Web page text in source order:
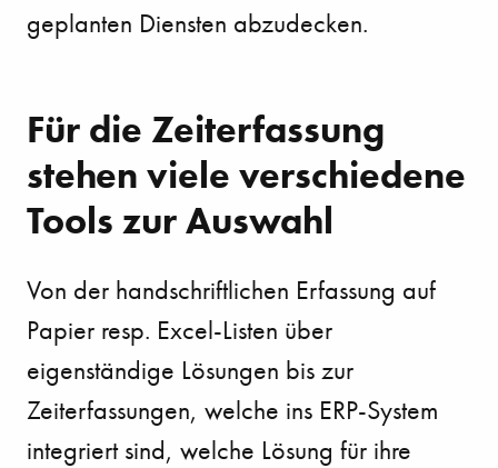
geplanten Diensten abzudecken.
Für die Zeiterfassung
stehen viele verschiedene
Tools zur Auswahl
Von der handschriftlichen Erfassung auf
Papier resp. Excel-Listen über
eigenständige Lösungen bis zur
Zeiterfassungen, welche ins ERP-System
integriert sind, welche Lösung für ihre